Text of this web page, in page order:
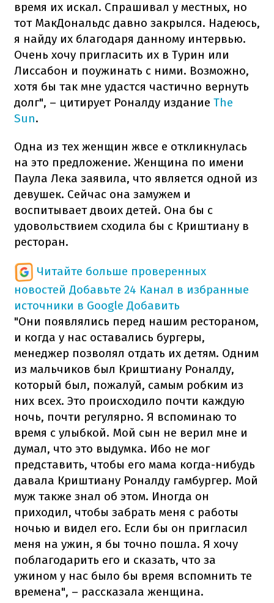
время их искал. Спрашивал у местных, но
тот МакДональдс давно закрылся. Надеюсь,
я найду их благодаря данному интервью.
Очень хочу пригласить их в Турин или
Лиссабон и поужинать с ними. Возможно,
хотя бы так мне удастся частично вернуть
долг", – цитирует Роналду издание The
Sun.
Одна из тех женщин жвсе е откликнулась
на это предложение. Женщина по имени
Паула Лека заявила, что является одной из
девушек. Сейчас она замужем и
воспитывает двоих детей. Она бы с
удовольствием сходила бы с Криштиану в
ресторан.
Читайте больше проверенных
новостей Добавьте 24 Канал в избранные
источники в Google Добавить
"Они появлялись перед нашим рестораном,
и когда у нас оставались бургеры,
менеджер позволял отдать их детям. Одним
из мальчиков был Криштиану Роналду,
который был, пожалуй, самым робким из
них всех. Это происходило почти каждую
ночь, почти регулярно. Я вспоминаю то
время с улыбкой. Мой сын не верил мне и
думал, что это выдумка. Ибо не мог
представить, чтобы его мама когда-нибудь
давала Криштиану Роналду гамбургер. Мой
муж также знал об этом. Иногда он
приходил, чтобы забрать меня с работы
ночью и видел его. Если бы он пригласил
меня на ужин, я бы точно пошла. Я хочу
поблагодарить его и сказать, что за
ужином у нас было бы время вспомнить те
времена", – рассказала женщина.